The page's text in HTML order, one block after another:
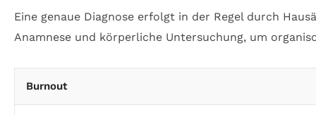
Eine genaue Diagnose erfolgt in der Regel durch
Anamnese und körperliche Untersuchung, um
Burnout